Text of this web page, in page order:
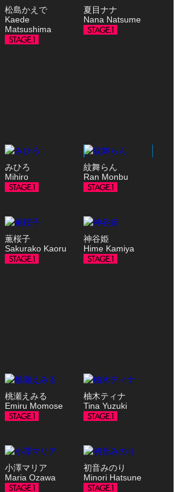
松島かえで
Kaede
Matsushima
夏目ナナ
Nana Natsume
みひろ
Mihiro
紋舞らん
Ran Monbu
薫桜子
Sakurako Kaoru
神谷姫
Hime Kamiya
桃瀬えみる
Emiru Momose
柚木ティナ
Tina Yuzuki
小澤マリア
Maria Ozawa
初音みのり
Minori Hatsune